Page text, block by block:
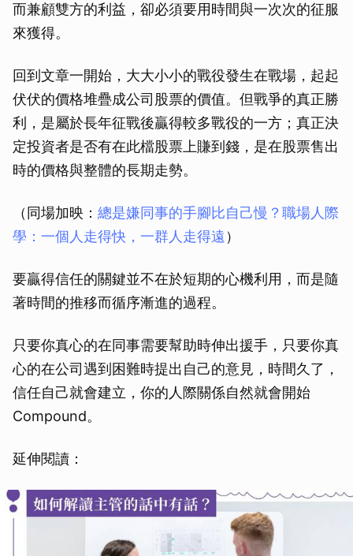
而兼顧雙方的利益，卻必須要用時間與一次次的征服
來獲得。
回到文章一開始，大大小小的戰役發生在戰場，起起
伏伏的價格堆疊成公司股票的價值。但戰爭的真正勝
利，是屬於長年征戰後贏得較多戰役的一方；真正決
定投資者是否有在此檔股票上賺到錢，是在股票售出
時的價格與整體的長期走勢。
（同場加映： 總是嫌同事的手腳比自己慢？職場人際
學：一個人走得快，一群人走得遠 ）
要贏得信任的關鍵並不在於短期的心機利用，而是隨
著時間的推移而循序漸進的過程。
只要你真心的在同事需要幫助時伸出援手，只要你真
心的在公司遇到困難時提出自己的意見，時間久了，
信任自己就會建立，你的人際關係自然就會開始
Compound。
延伸閱讀：